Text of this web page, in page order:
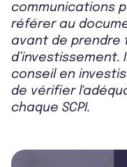
communications
référer au
avant de prendre
conseil en
de vérifier
chaque SCPI.